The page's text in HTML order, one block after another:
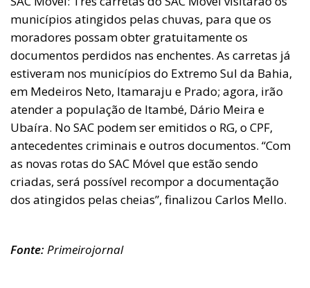
municípios atingidos pelas chuvas, para que os
moradores possam obter gratuitamente os
documentos perdidos nas enchentes. As carretas já
estiveram nos municípios do Extremo Sul da Bahia,
em Medeiros Neto, Itamaraju e Prado; agora, irão
atender a população de Itambé, Dário Meira e
Ubaíra. No SAC podem ser emitidos o RG, o CPF,
antecedentes criminais e outros documentos. “Com
as novas rotas do SAC Móvel que estão sendo
criadas, será possível recompor a documentação
dos atingidos pelas cheias”, finalizou Carlos Mello.
Fonte:Primeirojornal